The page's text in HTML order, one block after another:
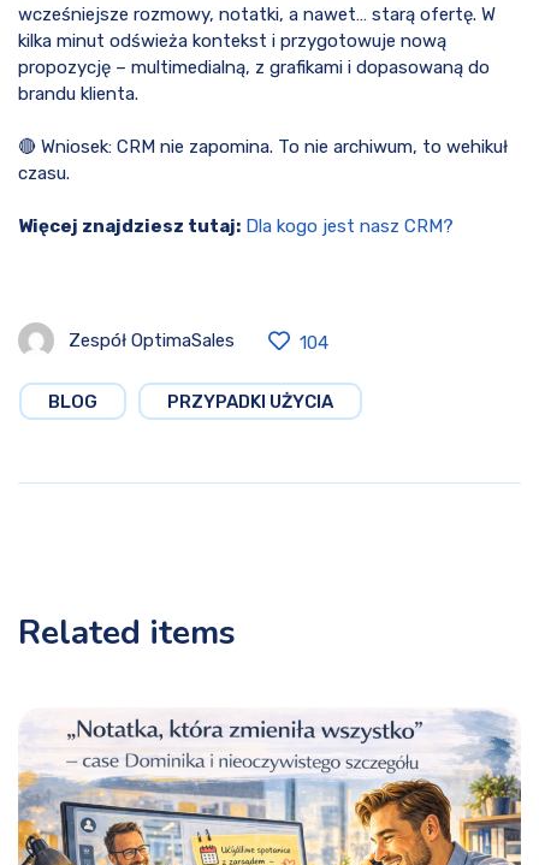
wcześniejsze rozmowy, notatki, a nawet… starą ofertę. W
kilka minut odświeża kontekst i przygotowuje nową
propozycję – multimedialną, z grafikami i dopasowaną do
brandu klienta.
🔴 Wniosek: CRM nie zapomina. To nie archiwum, to wehikuł
czasu.
Więcej znajdziesz tutaj: Dla kogo jest nasz CRM?
Zespół OptimaSales 104
BLOG PRZYPADKI UŻYCIA
Related items